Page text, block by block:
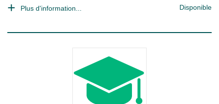
Plus d'information... Disponible